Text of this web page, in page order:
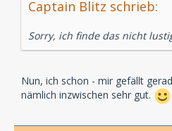
Captain Blitz schrieb:
Sorry, ich finde das nicht
Nun, ich schon - mir gefällt
nämlich inzwischen sehr gut.